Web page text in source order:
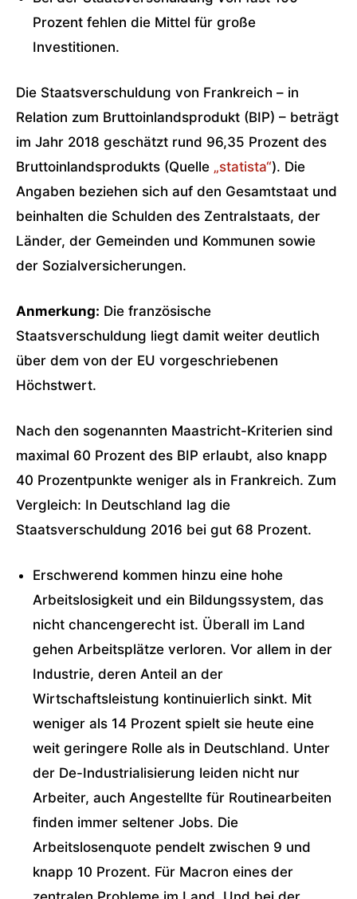
Prozent fehlen die Mittel für große
Investitionen.
Die Staatsverschuldung von Frankreich – in
Relation zum Bruttoinlandsprodukt (BIP) – beträgt
im Jahr 2018 geschätzt rund 96,35 Prozent des
Bruttoinlandsprodukts (Quelle „statista“). Die
Angaben beziehen sich auf den Gesamtstaat und
beinhalten die Schulden des Zentralstaats, der
Länder, der Gemeinden und Kommunen sowie
der Sozialversicherungen.
Anmerkung: Die französische
Staatsverschuldung liegt damit weiter deutlich
über dem von der EU vorgeschriebenen
Höchstwert.
Nach den sogenannten Maastricht-Kriterien sind
maximal 60 Prozent des BIP erlaubt, also knapp
40 Prozentpunkte weniger als in Frankreich. Zum
Vergleich: In Deutschland lag die
Staatsverschuldung 2016 bei gut 68 Prozent.
Erschwerend kommen hinzu eine hohe
Arbeitslosigkeit und ein Bildungssystem, das
nicht chancengerecht ist. Überall im Land
gehen Arbeitsplätze verloren. Vor allem in der
Industrie, deren Anteil an der
Wirtschaftsleistung kontinuierlich sinkt. Mit
weniger als 14 Prozent spielt sie heute eine
weit geringere Rolle als in Deutschland. Unter
der De-Industrialisierung leiden nicht nur
Arbeiter, auch Angestellte für Routinearbeiten
finden immer seltener Jobs. Die
Arbeitslosenquote pendelt zwischen 9 und
knapp 10 Prozent. Für Macron eines der